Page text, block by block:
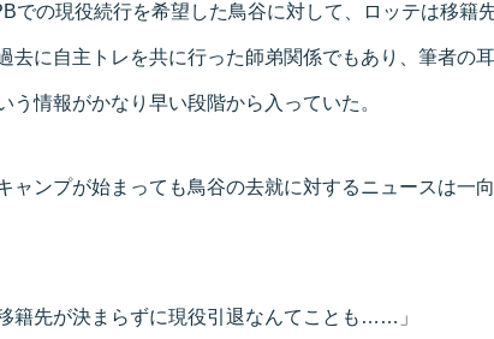
での現役続行を希望した鳥谷に対して、ロッテは移籍
去に自主トレを共に行った師弟関係でもあり、筆者の
う情報がかなり早い段階から入っていた。
ャンプが始まっても鳥谷の去就に対するニュースは一
籍先が決まらずに現役引退なんてことも……」